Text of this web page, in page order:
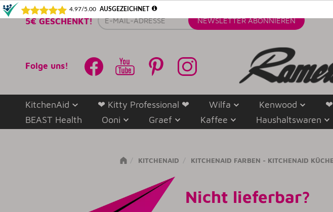
5€ GESCHENKT! E-
Mail-
NEWSLETTER ABONNIEREN
Folge uns!
KitchenAid ❤ Kitty Professional ❤ Wilfa Kenwood
❤
BEAST Health
Ooni Graef Kaffee Haushaltswaren
KITCHENAID KITCHENAID FARBEN - KITCHENAID
Nicht lieferbar?